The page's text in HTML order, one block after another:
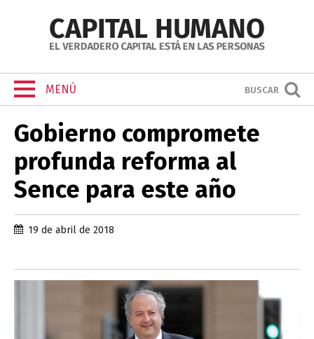
MENÚ BUSCAR
Gobierno compromete
profunda reforma al
Sence para este año
19 de abril de 2018